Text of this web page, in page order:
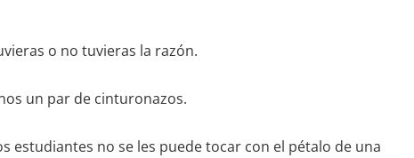
o no tuvieras la razón.
un par de cinturonazos.
estudiantes no se les puede tocar con el pétalo de una